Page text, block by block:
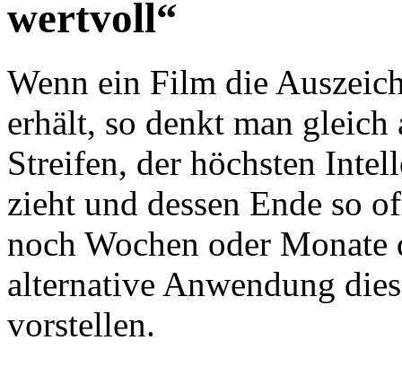
wertvoll“
Wenn ein Film die
erhält, so denkt man
Streifen, der höchsten
zieht und dessen Ende so
noch Wochen oder
alternative Anwendung
vorstellen.